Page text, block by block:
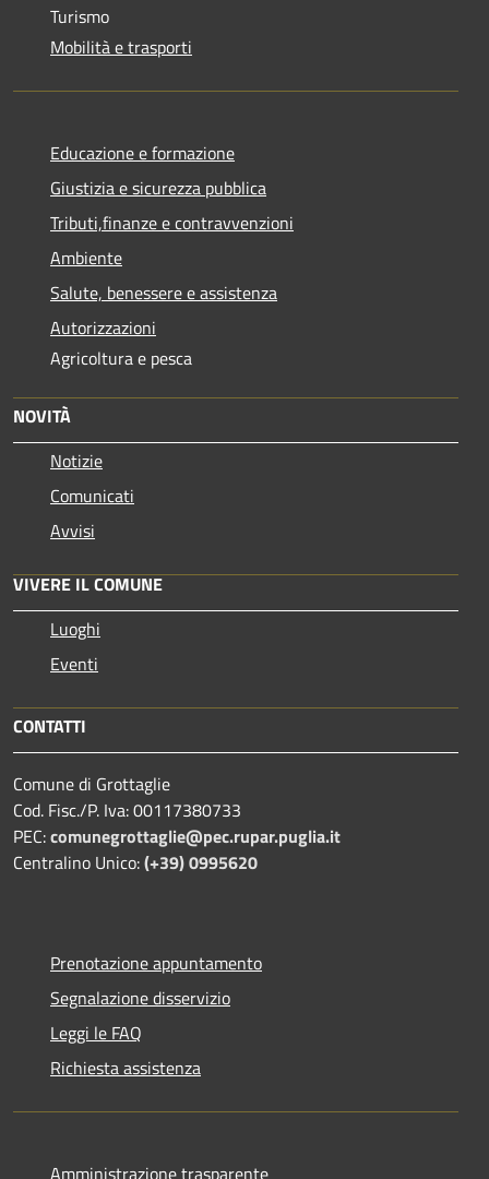
Turismo
Mobilità e trasporti
Educazione e formazione
Giustizia e sicurezza pubblica
Tributi,finanze e contravvenzioni
Ambiente
Salute, benessere e assistenza
Autorizzazioni
Agricoltura e pesca
NOVITÀ
Notizie
Comunicati
Avvisi
VIVERE IL COMUNE
Luoghi
Eventi
CONTATTI
Comune di Grottaglie
Cod. Fisc./P. Iva: 00117380733
PEC:comunegrottaglie@pec.rupar.puglia.it
Centralino Unico:(+39) 0995620
Prenotazione appuntamento
Segnalazione disservizio
Leggi le FAQ
Richiesta assistenza
Amministrazione trasparente